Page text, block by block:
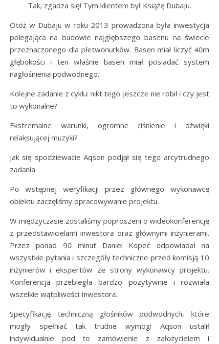
Tak, zgadza się! Tym klientem był Książę Dubaju.
Otóż w Dubaju w roku 2013 prowadzona była inwestycja
polegająca na budowie najgłębszego basenu na świecie
przeznaczonego dla płetwonurków. Basen miał liczyć 40m
głębokości i ten właśnie basen miał posiadać system
nagłośnienia podwodnego.
Kolejne zadanie z cyklu: nikt tego jeszcze nie robił i czy jest
to wykonalne?
Ekstremalne warunki, ogromne ciśnienie i dźwięki
relaksującej muzyki?
Jak się spodziewacie Aqson podjął się tego arcytrudnego
zadania.
Po wstępnej weryfikacji przez głównego wykonawcę
obiektu zaczęliśmy opracowywanie projektu.
W międzyczasie zostaliśmy poproszeni o wideokonferencję
z przedstawicielami inwestora oraz głównymi inżynierami.
Przez ponad 90 minut Daniel Kopeć odpowiadał na
wszystkie pytania i szczegóły techniczne przed komisją 10
inżynierów i ekspertów ze strony wykonawcy projektu.
Konferencja przebiegła bardzo pozytywnie i rozwiała
wszelkie wątpliwości Inwestora.
Specyfikację techniczną głośników podwodnych, które
mogły spełniać tak trudne wymogi Aqson ustalił
indywidualnie pod to zamówienie z założycielem i